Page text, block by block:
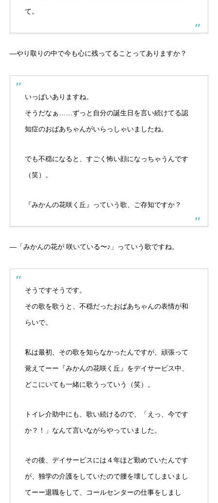
て。
―やり取りの中で今も心に残ってることってありますか？
いっぱいありますね。
そうだなぁ……ずっと自分の誕生日を言い続けてる認
知症のおばあちゃんがいらっしゃいましたね。
でも不穏になると、すごく怖い顔になっちゃうんです
（笑）。
『みかんの花咲く丘』っていう歌、ご存知ですか？
―「みかんの花が 咲いている〜♪」っていう歌ですね。
そうですそうです。
その歌を歌うと、不穏だったおばあちゃんの表情が和
らいで。
私は最初、その歌を知らなかったんですが、頑張って
覚えてーー『みかんの花咲く丘』をデイサービス中、
どこにいても一緒に歌うっていう（笑）。
トイレ介助中にも、歌い続けるので、「えっ、今です
か？！」なんて言いながらやっていました。
その後、デイサービスには４年ほど勤めていたんです
が、独学の介護をしていたので腰を壊してしまいまし
てーー退職をして、コールセンターの仕事をしまし